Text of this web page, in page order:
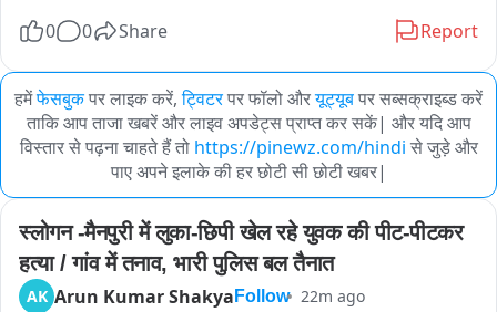
0
0 Share Report
हमेंफेसबुकपर लाइक करें, ट्विटरपर फॉलो औरयूट्यूबपर सब्सक्राइब्ड करें
ताकि आप ताजा खबरें और लाइव अपडेट्स प्राप्त कर सकें| और यदि आप
विस्तार से पढ़ना चाहते हैं तो https://pinewz.com/hindi से जुड़े और
पाए अपने इलाके की हर छोटी सी छोटी खबर|
स्लोगन -मैनपुरी में लुका-छिपी खेल रहे युवक की पीट-पीटकर
हत्या / गांव में तनाव, भारी पुलिस बल तैनात
AK Arun Kumar Shakya Follow 22m ago